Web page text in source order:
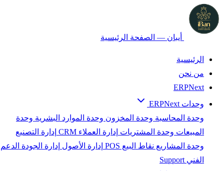
أيبان — الصفحة الرئيسية
الرئيسية
من نحن
ERPNext
وحدات ERPNext
وحدة المحاسبة وحدة المخزون وحدة الموارد البشرية وحدة
المبيعات وحدة المشتريات إدارة العملاء CRM
إدارة التصنيع
وحدة المشاريع نقاط البيع POS إدارة الأصول إدارة الجودة الدعم
الفني Support